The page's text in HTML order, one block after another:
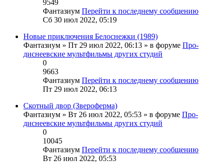
9549
Фантазиум Перейти к последнему сообщению
Сб 30 июл 2022, 05:19
Новые приключения Белоснежки (1989)
Фантазиум » Пт 29 июл 2022, 06:13 » в форуме Про-
диснеевские мультфильмы других студий
0
9663
Фантазиум Перейти к последнему сообщению
Пт 29 июл 2022, 06:13
Скотный двор (Звероферма)
Фантазиум » Вт 26 июл 2022, 05:53 » в форуме Про-
диснеевские мультфильмы других студий
0
10045
Фантазиум Перейти к последнему сообщению
Вт 26 июл 2022, 05:53